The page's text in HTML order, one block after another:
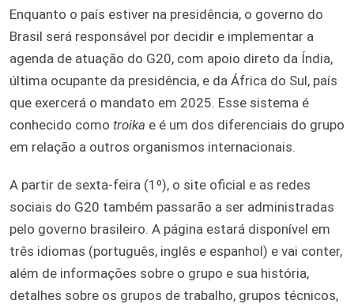
Enquanto o país estiver na presidência, o governo do
Brasil será responsável por decidir e implementar a
agenda de atuação do G20, com apoio direto da Índia,
última ocupante da presidência, e da África do Sul, país
que exercerá o mandato em 2025. Esse sistema é
conhecido como troika e é um dos diferenciais do grupo
em relação a outros organismos internacionais.
A partir de sexta-feira (1º), o site oficial e as redes
sociais do G20 também passarão a ser administradas
pelo governo brasileiro. A página estará disponível em
três idiomas (português, inglês e espanhol) e vai conter,
além de informações sobre o grupo e sua história,
detalhes sobre os grupos de trabalho, grupos técnicos,